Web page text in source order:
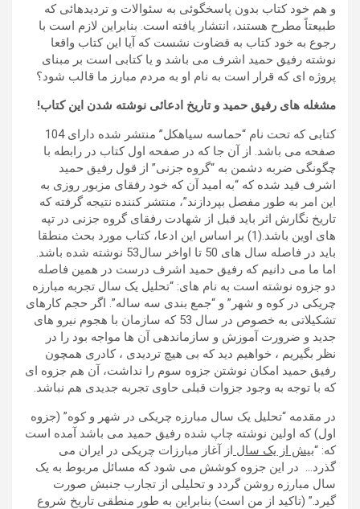
و هم خود کتاب بدون پاسخگوئی به سئوالات و تردیدهائی که
طبیعتاً مطرح هستند، انتشار یافته است. بنابراین لازم است با
رجوع به خود کتاب به قضاوت نشست که آیا این کتاب واقعا
نوشته رفیق حمید اشرف می باشد و یا کتابی است بر مبنای
پروژه ای که قرار است به نام او به مردم مبارز ما قالب شود؟
مشغله های رفیق حمید و تاریخ ادعائی نوشته شدن این کتاب!
کتابی که تحت نام “حماسه سیاهکل” منتشر شده دارای 104
صفحه می باشد. از آن جا که در صفحه اول کتاب در رابطه با
چگونگی ضربه دشمن به “گروه جزنی” از قول رفیق حمید
اشرف قید شده که “به امید آن که خود رفقای مزبور روزی به
این امر به طور مفصل بپردازند”، منتشر کننده نتیجه گرفته که
تاریخ نگارش اثر باید قبل از شهادت رفقای گروه جزنی در تپه
های اوین باشد.(1) بر اساس این ادعا، کتاب مورد بحث منطقا
باید در فاصله سال های 50 تا اواخر سال53 نوشته شده باشد.
اما ما می دانیم که رفیق حمید اشرف درست در همین فاصله
دو جزوه نوشته است به نام های: “تحلیل یک سال تجربه مبارزه
چریکی در کوه و شهر” و “جمع بندی سه ساله”. اگر حجم کارهای
تشکیلاتی به خصوص در سال 53 که سازمان با هجوم نیرو های
جدید و ضرورت آموزش و سازماندهی آن ها مواجه بود را در
نظر بگیریم ، خواهیم دید که بی هیچ تردیدی ، کادری همچون
رفیق حمید امکان نوشتن جزوه سوم را نداشت، آن هم جزوه ای
که با توجه به وجود جزوات قبلی حاوی تجربه جدیدی هم نباشد.
در مقدمه “تحلیل یک سال مبارزه چریکی در شهر و کوه” (جزوه
اول) که اولین نوشته چاپ شده رفیق حمید می باشد آمده است
که: “بیش از یک سال از آغاز مبارزات چریکی در ایران می
گذرد… در این جزوه کوشش می شود که مسائل مربوط به یک
سال مبارزه روشن گردد و تحلیلی از تجارب جنبش صورت
گیرد.” (تاکید از من است) بنابراین به طور منطقی تاریخ شروع